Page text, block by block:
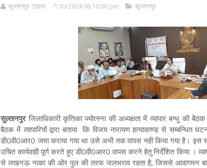
सुल्तानपुर टाइम्स 7/30/2024 06:10:00 pm सुल्तानपुर
सुल्तानपुरजिलाधिकारी कृत्तिका ज्योत्स्ना की अध्यक्षता में व्यापार बन्धु की
बैठक में व्यापारियों द्वारा बताया कि विजय नारायण हत्याकाण्ड से
डी0वी0आर0 जमा कराया गया था उसे अभी तक वापस नही किया गया है। इस
उचित कार्यवाही पूर्ण करते हुए डी0वी0आर0 वापस करने हेतु निर्देशित किया ।
से लखनऊ नाका की ओर पुल की तरफ जलभराव रहता है, जिससे आवागमन